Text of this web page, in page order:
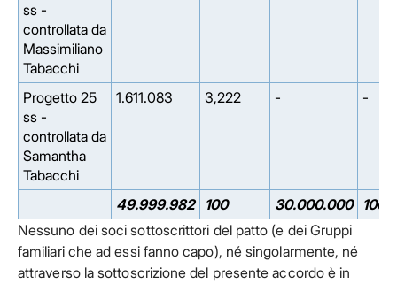
ss -
controllata da
Massimiliano
Tabacchi
Progetto 25
ss -
controllata da
Samantha
Tabacchi
1.611.083 3,222 - -
49.999.982 100 30.000.000
100
Nessuno dei soci sottoscrittori del patto (e dei Gruppi
familiari che ad essi fanno capo), né singolarmente, né
attraverso la sottoscrizione del presente accordo è in